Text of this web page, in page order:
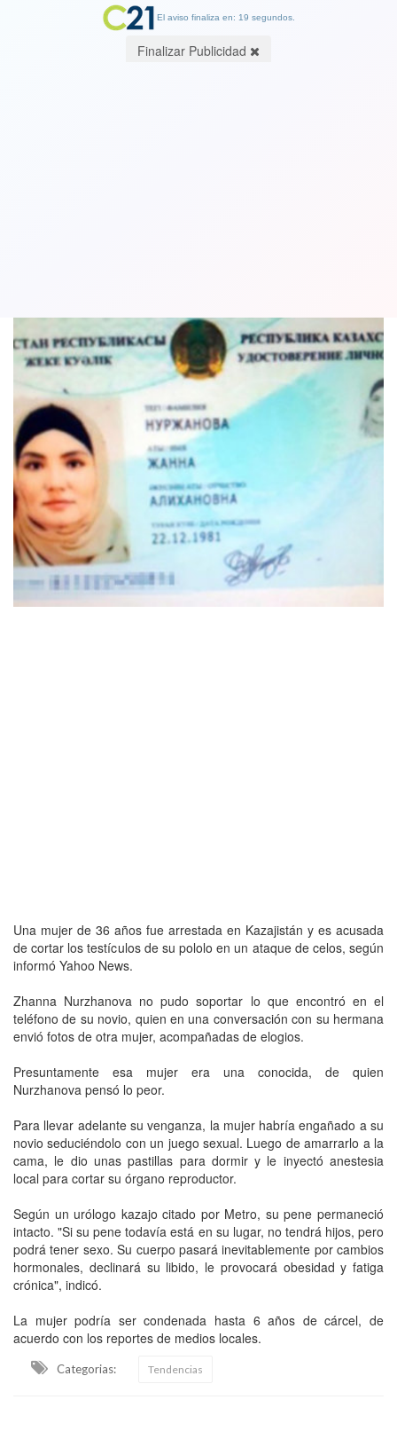
Una mujer de 36 años fue arrestada en Kazajistán y es acusada
de cortar los testículos de su pololo en un ataque de celos, según
informó Yahoo News.
Zhanna Nurzhanova no pudo soportar lo que encontró en el
teléfono de su novio, quien en una conversación con su hermana
envió fotos de otra mujer, acompañadas de elogios.
Presuntamente esa mujer era una conocida, de quien
Nurzhanova pensó lo peor.
Para llevar adelante su venganza, la mujer habría engañado a su
novio seduciéndolo con un juego sexual. Luego de amarrarlo a la
cama, le dio unas pastillas para dormir y le inyectó anestesia
local para cortar su órgano reproductor.
Según un urólogo kazajo citado por Metro, su pene permaneció
intacto. "Si su pene todavía está en su lugar, no tendrá hijos, pero
podrá tener sexo. Su cuerpo pasará inevitablemente por cambios
hormonales, declinará su libido, le provocará obesidad y fatiga
crónica", indicó.
La mujer podría ser condenada hasta 6 años de cárcel, de
acuerdo con los reportes de medios locales.
Categorias: Tendencias
El aviso finaliza en: 19 segundos.
Finalizar Publicidad